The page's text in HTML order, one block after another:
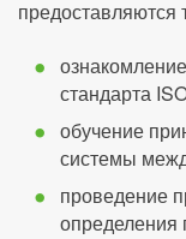
предоставляются
стандарта
обучение
системы
проведение
определения